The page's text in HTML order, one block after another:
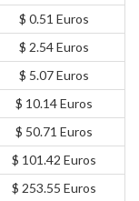
$ 0.51 Euros
$ 2.54 Euros
$ 5.07 Euros
$ 10.14 Euros
$ 50.71 Euros
$ 101.42 Euros
$ 253.55 Euros